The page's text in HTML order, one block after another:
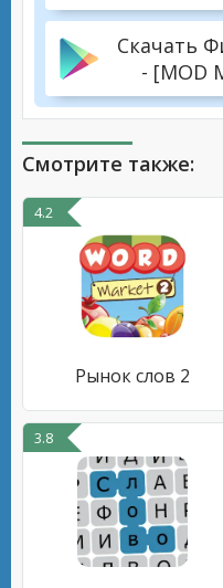
Скачать
- [MOD
Смотрите также:
4.2
Рынок слов 2
3.8